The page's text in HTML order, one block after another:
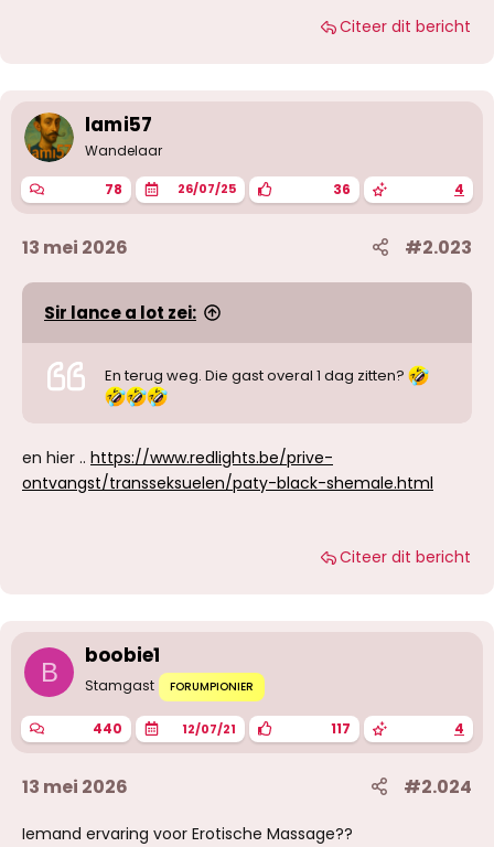
Citeer dit bericht
lami57
Wandelaar
78 26/07/25 36 4
13 mei 2026 #2.023
Sir lance a lot zei:
En terug weg. Die gast overal 1 dag zitten?
en hier .. https://www.redlights.be/prive-
ontvangst/transseksuelen/paty-black-shemale.html
Citeer dit bericht
B
boobie1
Stamgast FORUMPIONIER
440 12/07/21 117 4
13 mei 2026 #2.024
Iemand ervaring voor Erotische Massage??